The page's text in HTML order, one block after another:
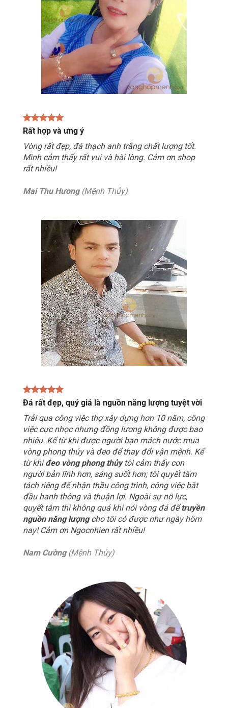
Rất hợp và ưng ý
Vòng rất đẹp, đá thạch anh trắng chất lượng tốt.
Mình cảm thấy rất vui và hài lòng. Cảm ơn shop
rất nhiều!
Mai Thu Hương(Mệnh Thủy)
Đá rất đẹp, quý giá là nguồn năng lượng tuyệt vời
Trải qua công việc thợ xây dựng hơn 10 năm, công
việc cực nhọc nhưng đồng lương không được bao
nhiêu. Kể từ khi được người bạn mách nước mua
vòng phong thủy và đeo để thay đổi vận mệnh. Kể
từ khiđeo vòng phong thủytôi cảm thấy con
người bản lĩnh hơn, sáng suốt hơn; tôi quyết tâm
tách riêng để nhận thầu công trình, công việc bắt
đầu hanh thông và thuận lợi. Ngoài sự nỗ lực,
quyết tâm thì không quá khi nói vòng đá đểtruyền
nguồn năng lượngcho tôi có được như ngày hôm
nay! Cảm ơn Ngocnhien rất nhiều!
Nam Cường(Mệnh Thủy)